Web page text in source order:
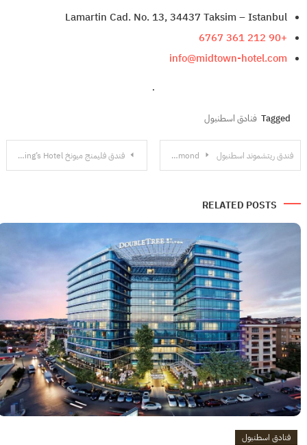
Lamartin Cad. No. 13, 34437 Taksim – Istanbul
+90 212 361 6767
info@midtown-hotel.com
.
Tagged فنادق اسطنبول
تصفّح
فندق فليمنج ميونخ Fleming’s Hotel فندق ريتشموند اسطنبول Richmond
RELATED POSTS
فنادق اسطنبول